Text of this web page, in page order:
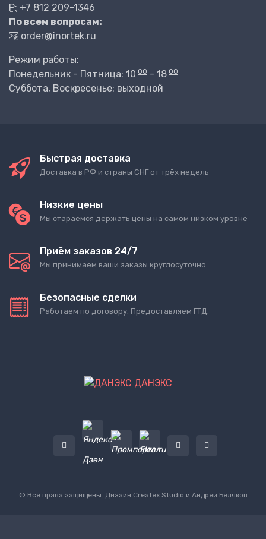
P: +7 812 209-1346
По всем вопросам:
order@inortek.ru
Режим работы:
Понедельник - Пятница: 10 00 - 18 00
Суббота, Воскресенье: выходной
Быстрая доставка
Доставка в РФ и страны СНГ от трёх недель
Низкие цены
Мы стараемся держать цены на самом низком уровне
Приём заказов 24/7
Мы принимаем ваши заказы круглосуточно
Безопасные сделки
Работаем по договору. Предоставляем ГТД.
ДАНЭКС
© Все права защищены. Дизайн Createx Studio и Андрей Беляков